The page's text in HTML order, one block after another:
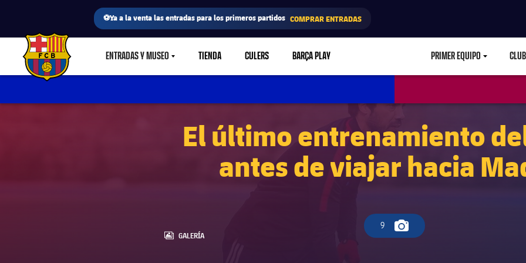
⚽Ya a la venta las entradas para los primeros partidos COMPRAR ENTRADAS
FC Barcelona club badge ENTRADAS Y MUSEOLABEL.SHARE.CARETDOWN
TIENDA CULERS BARÇA PLAY PRIMER EQUIPO CLUB
El último entrenamiento
antes de viajar hacia
9
Icono de cámara
LABEL.ARIA.GALLERY
GALERÍA